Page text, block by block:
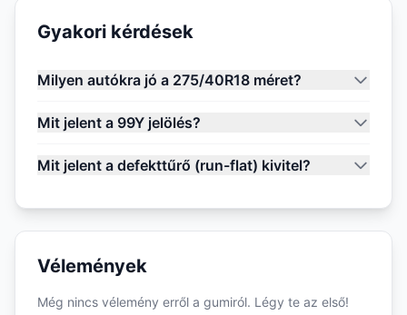
Gyakori kérdések
Milyen autókra jó a 275/40R18 méret?
Mit jelent a 99Y jelölés?
Mit jelent a defekttűrő (run-flat) kivitel?
Vélemények
Még nincs vélemény erről a gumiról. Légy te az első!